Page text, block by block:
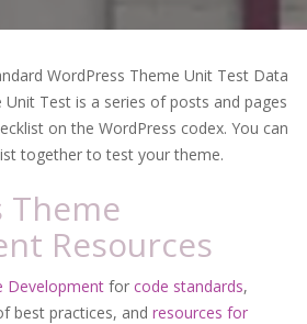
WordPress Theme Unit Test Data
Test is a series of posts and pages
on the WordPress codex. You can
together to test your theme.
Theme
Resources
Development for code standards,
best practices, and resources for